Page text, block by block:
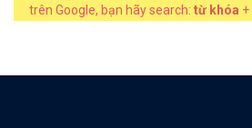
trên Google, bạn hãy search: từ khóa +